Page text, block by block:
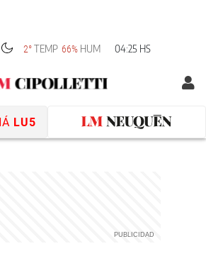
2° TEMP 66% HUM 04:25 HS
LU5